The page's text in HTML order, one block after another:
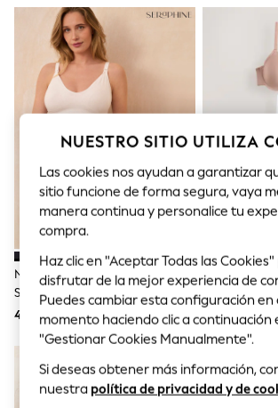
Sets & Outfits
Tops
T-Shirts
Nightwear & Pyjamas
Trousers & Leggings
Bodysuits & Vests
Shirts & Blouses
Swimwear
Shorts & Skirts
Babygrows & Sleepsuits
Jeans
Jumpsuits & Playsuits
All Holiday Shop
Tops
Dresses
Shorts
Skirts
Sandals & Sliders
Rash Vests
Sun Safe Swimwear
Shop All Footwear
New In
Negro Y Blanco - Pack De 2
Sujetadores Sin Costuras En
Bambú Suave Para
Premamá/lactancia De
Seraphine
41 €
Negro/
Pack De 3
Lisos Para
Comfort
40 €
NUESTRO SITIO UTILIZA
Las cookies nos ayudan a garantizar
sitio funcione de forma segura, vaya
manera continua y personalice tu
compra.
Haz clic en "Aceptar Todas las
disfrutar de la mejor experiencia de
Puedes cambiar esta configuración en
momento haciendo clic a continuación
"Gestionar Cookies Manualmente".
Si deseas obtener más información,
nuestra política de privacidad y de